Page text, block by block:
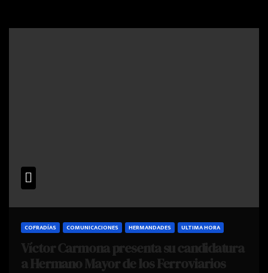
COFRADÍAS COMUNICACIONES HERMANDADES ULTIMA HORA
Víctor Carmona presenta su candidatura
a Hermano Mayor de los Ferroviarios